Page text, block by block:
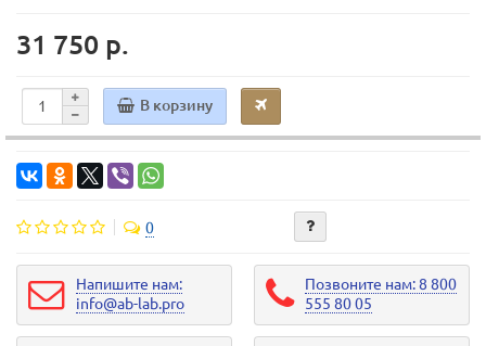
31 750 р.
В корзину
0
Напишите нам:
info@ab-lab.pro
Позвоните нам: 8 800
555 80 05